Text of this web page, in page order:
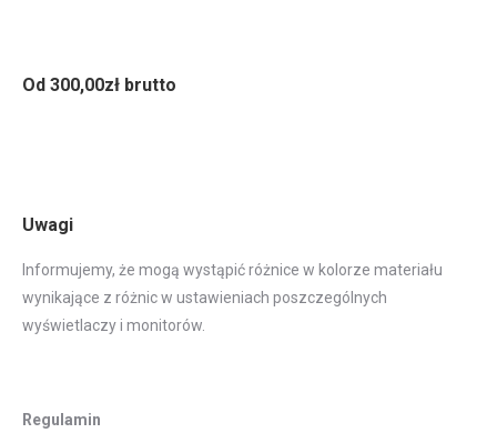
Od 300,00zł brutto
Uwagi
Informujemy, że mogą wystąpić różnice w kolorze materiału
wynikające z różnic w ustawieniach poszczególnych
wyświetlaczy i monitorów.
Regulamin